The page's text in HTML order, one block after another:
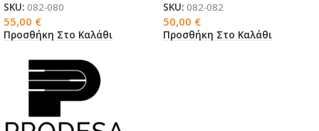
SKU: 082-080
55,00 €
Προσθήκη Στο Καλάθι
SKU: 082-082
50,00 €
Προσθήκη Στο Καλάθι